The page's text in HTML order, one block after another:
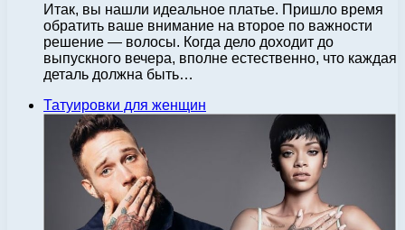
Итак, вы нашли идеальное платье. Пришло время
обратить ваше внимание на второе по важности
решение — волосы. Когда дело доходит до
выпускного вечера, вполне естественно, что каждая
деталь должна быть…
Татуировки для женщин